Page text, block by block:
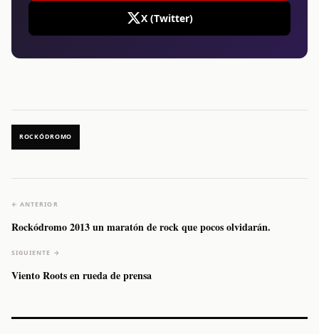
X (Twitter)
ROCKÓDROMO
← ANTERIOR
Rockódromo 2013 un maratón de rock que pocos olvidarán.
SIGUIENTE →
Viento Roots en rueda de prensa